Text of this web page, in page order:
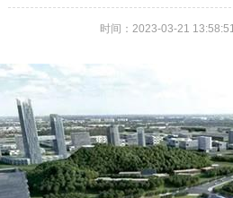
时间：2023-03-21